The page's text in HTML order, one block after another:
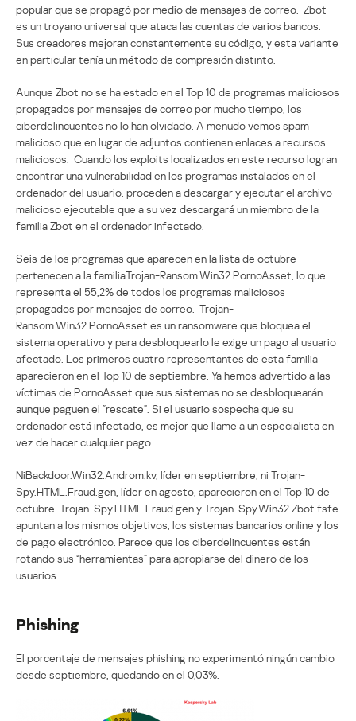
popular que se propagó por medio de mensajes de correo. Zbot
es un troyano universal que ataca las cuentas de varios bancos.
Sus creadores mejoran constantemente su código, y esta variante
en particular tenía un método de compresión distinto.
Aunque Zbot no se ha estado en el Top 10 de programas maliciosos
propagados por mensajes de correo por mucho tiempo, los
ciberdelincuentes no lo han olvidado. A menudo vemos spam
malicioso que en lugar de adjuntos contienen enlaces a recursos
maliciosos. Cuando los exploits localizados en este recurso logran
encontrar una vulnerabilidad en los programas instalados en el
ordenador del usuario, proceden a descargar y ejecutar el archivo
malicioso ejecutable que a su vez descargará un miembro de la
familia Zbot en el ordenador infectado.
Seis de los programas que aparecen en la lista de octubre
pertenecen a la familiaTrojan-Ransom.Win32.PornoAsset, lo que
representa el 55,2% de todos los programas maliciosos
propagados por mensajes de correo. Trojan-
Ransom.Win32.PornoAsset es un ransomware que bloquea el
sistema operativo y para desbloquearlo le exige un pago al usuario
afectado. Los primeros cuatro representantes de esta familia
aparecieron en el Top 10 de septiembre. Ya hemos advertido a las
víctimas de PornoAsset que sus sistemas no se desbloquearán
aunque paguen el “rescate”. Si el usuario sospecha que su
ordenador está infectado, es mejor que llame a un especialista en
vez de hacer cualquier pago.
NiBackdoor.Win32.Androm.kv, líder en septiembre, ni Trojan-
Spy.HTML.Fraud.gen, líder en agosto, aparecieron en el Top 10 de
octubre. Trojan-Spy.HTML.Fraud.gen y Trojan-Spy.Win32.Zbot.fsfe
apuntan a los mismos objetivos, los sistemas bancarios online y los
de pago electrónico. Parece que los ciberdelincuentes están
rotando sus “herramientas” para apropiarse del dinero de los
usuarios.
Phishing
El porcentaje de mensajes phishing no experimentó ningún cambio
desde septiembre, quedando en el 0,03%.